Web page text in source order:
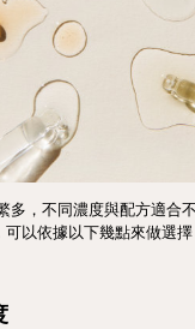
多，不同濃度與配方適合
以依據以下幾點來做選擇